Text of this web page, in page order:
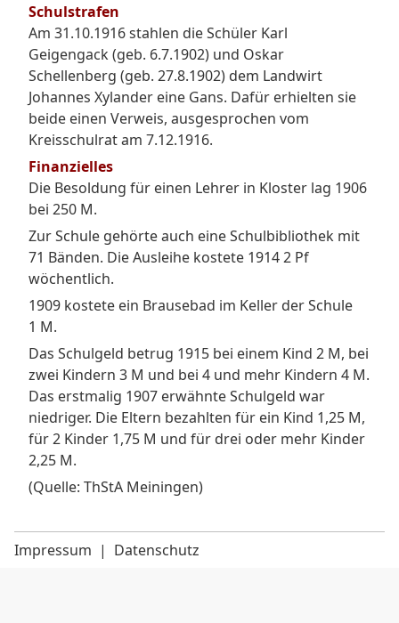
Schulstrafen
Am 31.10.1916 stahlen die Schüler Karl
Geigengack (geb. 6.7.1902) und Oskar
Schellenberg (geb. 27.8.1902) dem Landwirt
Johannes Xylander eine Gans. Dafür erhielten sie
beide einen Verweis, ausgesprochen vom
Kreisschulrat am 7.12.1916.
Finanzielles
Die Besoldung für einen Lehrer in Kloster lag 1906
bei 250 M.
Zur Schule gehörte auch eine Schulbibliothek mit
71 Bänden. Die Ausleihe kostete 1914 2 Pf
wöchentlich.
1909 kostete ein Brausebad im Keller der Schule
1 M.
Das Schulgeld betrug 1915 bei einem Kind 2 M, bei
zwei Kindern 3 M und bei 4 und mehr Kindern 4 M.
Das erstmalig 1907 erwähnte Schulgeld war
niedriger. Die Eltern bezahlten für ein Kind 1,25 M,
für 2 Kinder 1,75 M und für drei oder mehr Kinder
2,25 M.
(Quelle: ThStA Meiningen)
Impressum | Datenschutz